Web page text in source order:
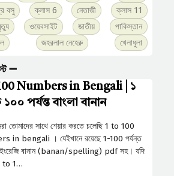
বসু
ক্লাস 6 নেতাজী
ক্লাস 11
ওয়েবসাইট জাতীয়
পাকিস্তান
জহরলাল নেহেরু খেলাধুলা
➖
Numbers in Bengali | ১
পর্যন্ত বাংলা বানান
তোমাদের সাথে শেয়ার করতে চলেছি 1 to 100
in bengali । যেইখানে রয়েছে 1-100 পর্যন্ত
ইংরেজি বানান (banan/spelling) pdf সহ। যদি
to 1…